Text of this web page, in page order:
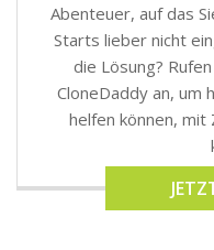
Abenteuer, auf das
Starts lieber nicht
die Lösung?
CloneDaddy an, um
helfen können, mit